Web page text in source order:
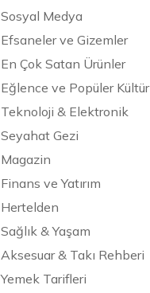
Sosyal Medya
Efsaneler ve Gizemler
En Çok Satan Ürünler
Eğlence ve Popüler Kültür
Teknoloji & Elektronik
Seyahat Gezi
Magazin
Finans ve Yatırım
Hertelden
Sağlık & Yaşam
Aksesuar & Takı Rehberi
Yemek Tarifleri